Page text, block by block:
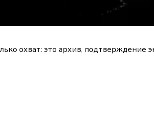
охват: это архив, подтверждение